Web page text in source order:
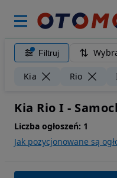
Filtruj
Kia Rio
Kia Rio I -
Liczba ogłoszeń: 1
Jak pozycjonowane są